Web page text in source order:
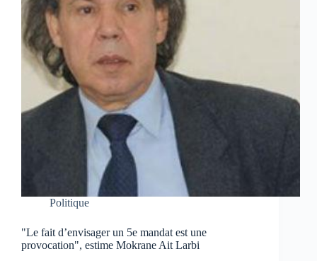
Politique
"Le fait d’envisager un 5e mandat est une
provocation", estime Mokrane Ait Larbi